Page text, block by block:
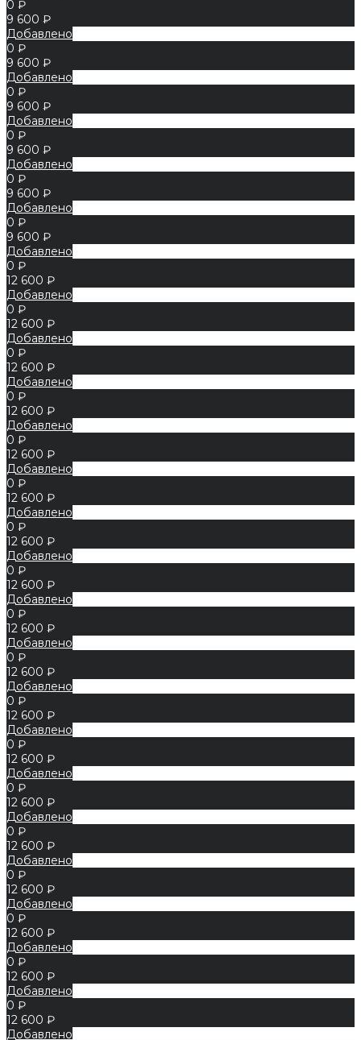
0 ₽
9 600 ₽
Добавлено
0 ₽
9 600 ₽
Добавлено
0 ₽
9 600 ₽
Добавлено
0 ₽
9 600 ₽
Добавлено
0 ₽
9 600 ₽
Добавлено
0 ₽
9 600 ₽
Добавлено
0 ₽
12 600 ₽
Добавлено
0 ₽
12 600 ₽
Добавлено
0 ₽
12 600 ₽
Добавлено
0 ₽
12 600 ₽
Добавлено
0 ₽
12 600 ₽
Добавлено
0 ₽
12 600 ₽
Добавлено
0 ₽
12 600 ₽
Добавлено
0 ₽
12 600 ₽
Добавлено
0 ₽
12 600 ₽
Добавлено
0 ₽
12 600 ₽
Добавлено
0 ₽
12 600 ₽
Добавлено
0 ₽
12 600 ₽
Добавлено
0 ₽
12 600 ₽
Добавлено
0 ₽
12 600 ₽
Добавлено
0 ₽
12 600 ₽
Добавлено
0 ₽
12 600 ₽
Добавлено
0 ₽
12 600 ₽
Добавлено
0 ₽
12 600 ₽
Добавлено